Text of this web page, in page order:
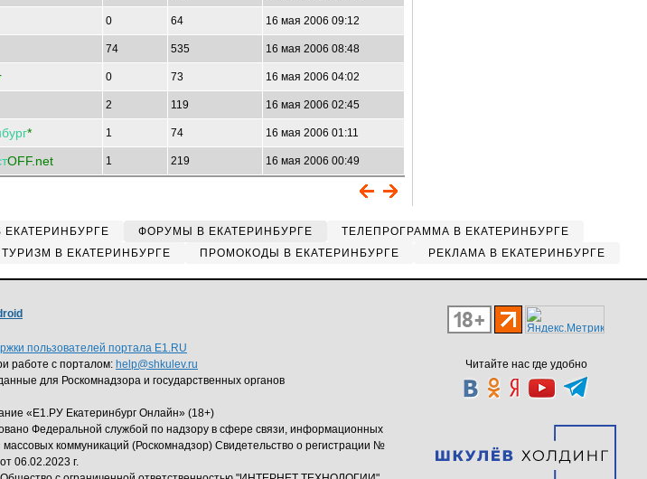
0 64 16 мая 2006 09:12
74 535 16 мая 2006 08:48
0 73 16 мая 2006 04:02
2 119 16 мая 2006 02:45
* 1 74 16 мая 2006 01:11
OFF.net 1 219 16 мая 2006 00:49
ЕКАТЕРИНБУРГЕ ФОРУМЫ В ЕКАТЕРИНБУРГЕ
ТЕЛЕПРОГРАММА В ЕКАТЕРИНБУРГЕ
ТУРИЗМ В ЕКАТЕРИНБУРГЕ ПРОМОКОДЫ В ЕКАТЕРИНБУРГЕ РЕКЛАМА В ЕКАТЕРИНБУРГЕ
Читайте нас где удобно
пользователей портала E1.RU
работе с порталом: help@shkulev.ru
для Роскомнадзора и государственных органов
«Е1.РУ Екатеринбург Онлайн» (18+)
Федеральной службой по надзору в сфере связи, информационных
массовых коммуникаций (Роскомнадзор) Свидетельство о регистрации №
06.02.2023 г.